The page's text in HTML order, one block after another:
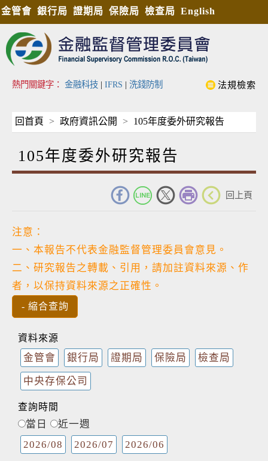
金管會 銀行局 證期局 保險局 檢查局 English
熱門關鍵字： 金融科技 | IFRS | 洗錢防制 法規檢索
回首頁 政府資訊公開 105年度委外研究報告
105年度委外研究報告
回上頁
注意：
一、本報告不代表金融監督管理委員會意見。
二、研究報告之轉載、引用，請加註資料來源、作
者，以保持資料來源之正確性。
資料來源
金管會 銀行局 證期局 保險局 檢查局
中央存保公司
查詢時間
當日
近一週
2026/08
2026/07 2026/06